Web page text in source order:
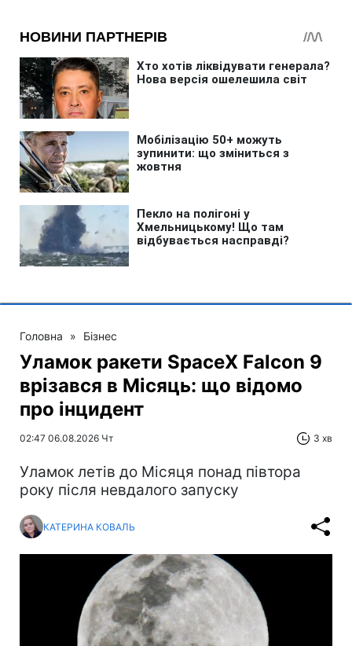
Головна » Бізнес
Уламок ракети SpaceX Falcon 9
врізався в Місяць: що відомо
про інцидент
02:47 06.08.2026 Чт 3 хв
Уламок летів до Місяця понад півтора
року після невдалого запуску
КАТЕРИНА КОВАЛЬ